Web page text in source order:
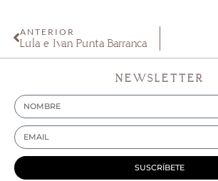
ANTERIOR
Lula e Iván Punta Barranca
NEWSLETTER
SUSCRÍBETE